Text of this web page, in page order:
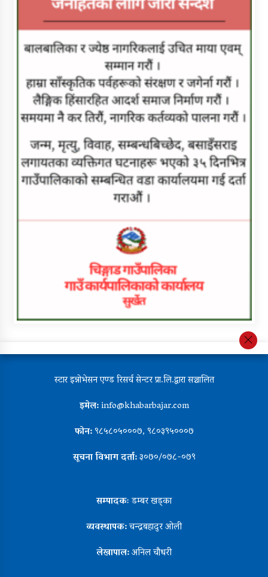
स्टार इन्नोभेसन एण्ड रिसर्च सेन्टर प्रा.लि.द्वारा सञ्चालित
इमेल:info@khabarbajar.com
फोन:९८५८०५०००७, ९८०३९५०००७
सूचना विभाग दर्ता:३०७०/०७८-०७९
सम्पादकःडम्बर खड्का
व्यवस्थापक:चन्द्रबहादुर ओली
लेखापाल:अनिल चौधरी